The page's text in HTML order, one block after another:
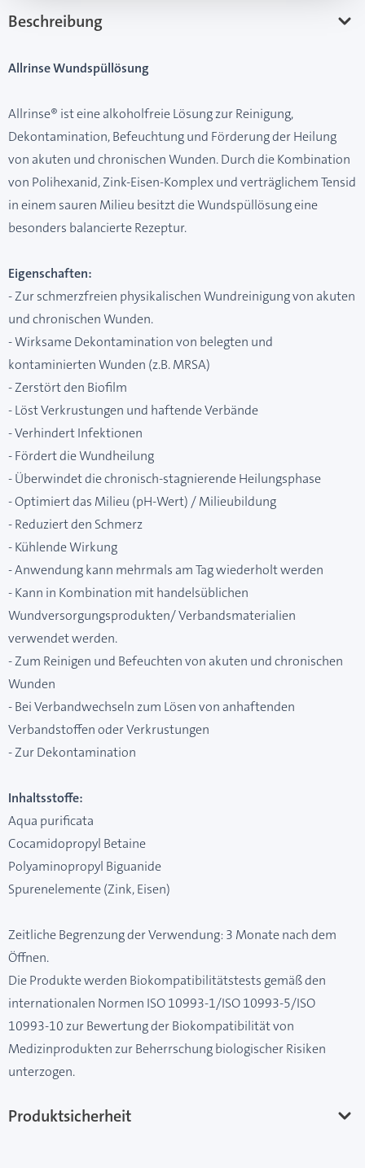
Beschreibung
Allrinse Wundspüllösung
Allrinse® ist eine alkoholfreie Lösung zur Reinigung,
Dekontamination, Befeuchtung und Förderung der Heilung
von akuten und chronischen Wunden. Durch die Kombination
von Polihexanid, Zink-Eisen-Komplex und verträglichem Tensid
in einem sauren Milieu besitzt die Wundspüllösung eine
besonders balancierte Rezeptur.
Eigenschaften:
- Zur schmerzfreien physikalischen Wundreinigung von akuten
und chronischen Wunden.
- Wirksame Dekontamination von belegten und
kontaminierten Wunden (z.B. MRSA)
- Zerstört den Biofilm
- Löst Verkrustungen und haftende Verbände
- Verhindert Infektionen
- Fördert die Wundheilung
- Überwindet die chronisch-stagnierende Heilungsphase
- Optimiert das Milieu (pH-Wert) / Milieubildung
- Reduziert den Schmerz
- Kühlende Wirkung
- Anwendung kann mehrmals am Tag wiederholt werden
- Kann in Kombination mit handelsüblichen
Wundversorgungsprodukten/ Verbandsmaterialien
verwendet werden.
- Zum Reinigen und Befeuchten von akuten und chronischen
Wunden
- Bei Verbandwechseln zum Lösen von anhaftenden
Verbandstoffen oder Verkrustungen
- Zur Dekontamination
Inhaltsstoffe:
Aqua purificata
Cocamidopropyl Betaine
Polyaminopropyl Biguanide
Spurenelemente (Zink, Eisen)
Zeitliche Begrenzung der Verwendung: 3 Monate nach dem
Öffnen.
Die Produkte werden Biokompatibilitätstests gemäß den
internationalen Normen ISO 10993-1/ISO 10993-5/ISO
10993-10 zur Bewertung der Biokompatibilität von
Medizinprodukten zur Beherrschung biologischer Risiken
unterzogen.
Produktsicherheit